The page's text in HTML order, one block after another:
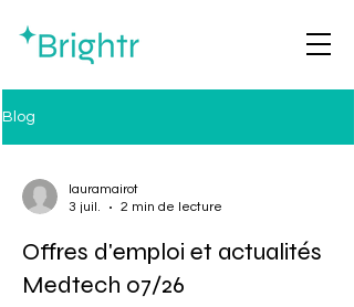
Blog
lauramairot
3 juil.
2 min de lecture
Offres d'emploi et actualités
Medtech 07/26